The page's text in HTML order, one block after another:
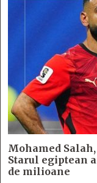
Mohamed
Starul egiptean
de milioane